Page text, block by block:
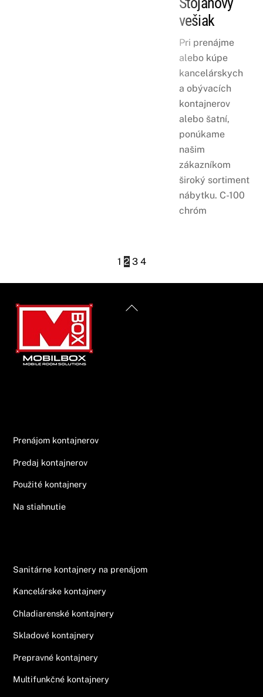
vešiak
Pri prenájme
alebo kúpe
kancelárskych
a obývacích
kontajnerov
alebo šatní,
ponúkame
našim
zákazníkom
široký sortiment
nábytku. C-100
chróm
1 2 3 4
Back
Prenájom kontajnerov
Predaj kontajnerov
Použité kontajnery
Na stiahnutie
Sanitárne kontajnery na prenájom
Kancelárske kontajnery
Chladiarenské kontajnery
Skladové kontajnery
Prepravné kontajnery
Multifunkčné kontajnery